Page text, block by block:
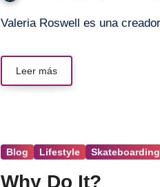
Valeria Roswell es una
Leer más
Blog Lifestyle Skateboarding
Why Do It?